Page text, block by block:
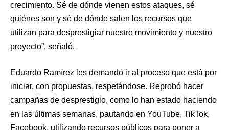
crecimiento. Sé de dónde vienen estos ataques, sé
quiénes son y sé de dónde salen los recursos que
utilizan para desprestigiar nuestro movimiento y nuestro
proyecto”, señaló.
Eduardo Ramírez les demandó ir al proceso que está por
iniciar, con propuestas, respetándose. Reprobó hacer
campañas de desprestigio, como lo han estado haciendo
en las últimas semanas, pautando en YouTube, TikTok,
Facebook, utilizando recursos públicos para poner a